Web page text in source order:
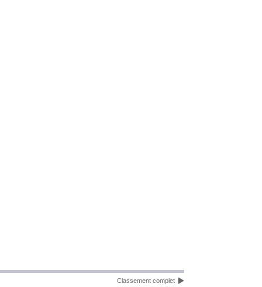
Classement complet